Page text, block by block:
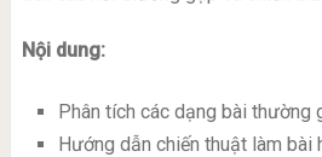
Nội dung:
Phân tích các dạng bài thường
Hướng dẫn chiến thuật làm bài